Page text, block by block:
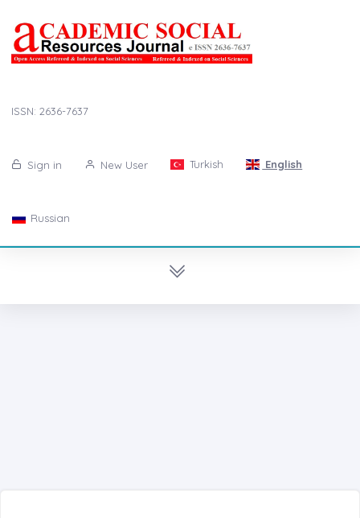
ISSN: 2636-7637
Sign in New User Turkish English
Russian